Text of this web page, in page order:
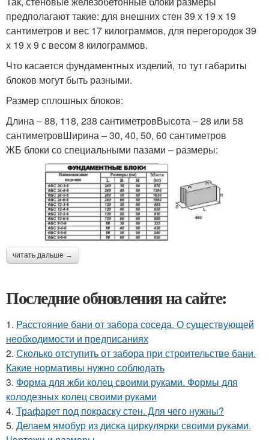
предполагают такие: для внешних стен 39 х 19 х 19
сантиметров и вес 17 килограммов, для перегородок 39
х 19 х 9 с весом 8 килограммов.
Что касается фундаментных изделий, то тут габариты
блоков могут быть разными.
Размер сплошных блоков:
Длина – 88, 118, 238 сантиметровВысота – 28 или 58
сантиметровШирина – 30, 40, 50, 60 сантиметров
ЖБ блоки со специальными пазами – размеры:
читать дальше →
Последние обновления на сайте:
1. Расстояние бани от забора соседа. О существующей
необходимости и предписаниях
2. Сколько отступить от забора при строительстве бани.
Какие нормативы нужно соблюдать
3. Форма для жби колец своими руками. Формы для
колодезных колец своими руками
4. Трафарет под покраску стен. Для чего нужны?
5. Делаем ямобур из диска циркулярки своими руками.